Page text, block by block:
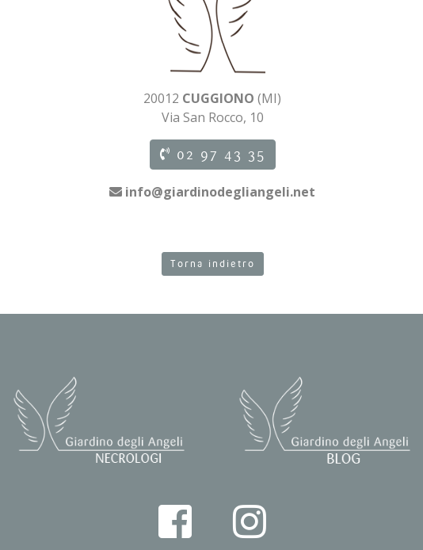
20012 CUGGIONO (MI)
Via San Rocco, 10
02 97 43 35
info@giardinodegliangeli.net
Torna indietro